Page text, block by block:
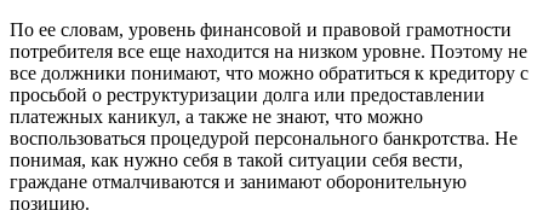
По ее словам, уровень финансовой и правовой грамотности
потребителя все еще находится на низком уровне. Поэтому не
все должники понимают, что можно обратиться к кредитору с
просьбой о реструктуризации долга или предоставлении
платежных каникул, а также не знают, что можно
воспользоваться процедурой персонального банкротства. Не
понимая, как нужно себя в такой ситуации себя вести,
граждане отмалчиваются и занимают оборонительную
позицию.